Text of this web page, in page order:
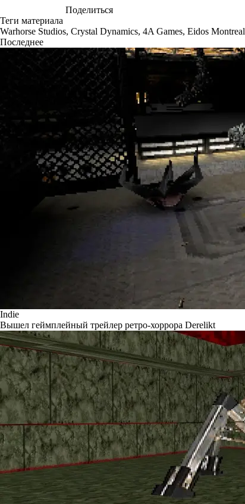
Поделиться
Теги материала
Warhorse Studios, Crystal Dynamics, 4A Games, Eidos Montreal
Последнее
Indie
Вышел геймплейный трейлер ретро-хоррора Derelikt